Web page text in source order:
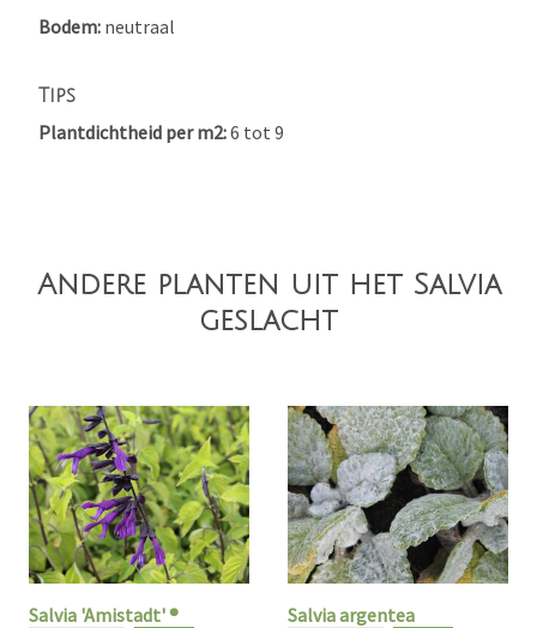
Bodem neutraal
Tips
Plantdichtheid per m2 6 tot 9
Andere planten uit het Salvia
geslacht
Salvia 'Amistadt' ®
Salvia argentea